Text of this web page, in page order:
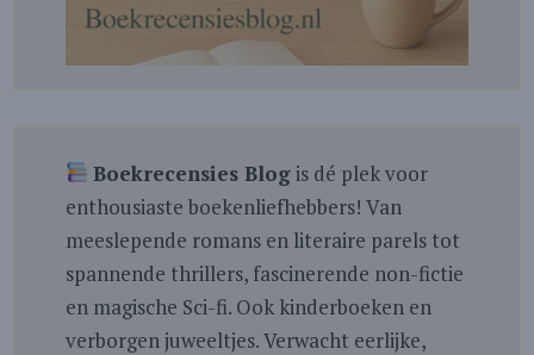
Boekrecensies Blogis dé plek voor
enthousiaste boekenliefhebbers! Van
meeslepende romans en literaire parels tot
spannende thrillers, fascinerende non-fictie
en magische Sci-fi. Ook kinderboeken en
verborgen juweeltjes. Verwacht eerlijke,